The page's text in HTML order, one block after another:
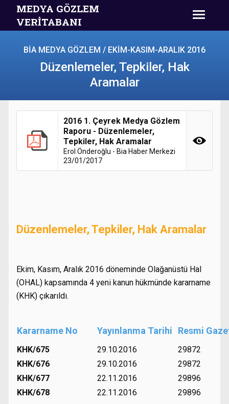
MEDYA GÖZLEM
VERİTABANI
BİA MEDYA GÖZLEM / EKİM-KASIM-ARALIK 2016
Düzenlemeler, Tepkiler, Hak
Aramalar
2016 1. Çeyrek Medya Gözlem
Raporu - Düzenlemeler,
Tepkiler, Hak Aramalar
Erol Önderoğlu - Bia Haber Merkezi
23/01/2017
Düzenlemeler, Tepkiler, Hak Aramalar
Ekim, Kasım, Aralık 2016 döneminde Olağanüstü Hal
(OHAL) kapsamında 4 yeni kanun hükmünde kararname
(KHK) çıkarıldı.
Kararname No Yayınlanma Tarihi Resmi
KHK/675 29.10.2016
29872
KHK/676
29.10.2016
29872
KHK/677
22.11.2016
29896
KHK/678
22.11.2016 29896